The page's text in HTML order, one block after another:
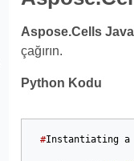
Aspose.Cells
çağırın.
Python Kodu
#Instantiating a